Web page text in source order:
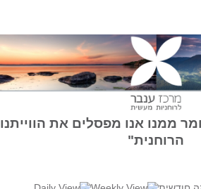
ממנו אנו מפסלים את הווייתנו
הרוחנית"